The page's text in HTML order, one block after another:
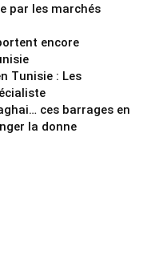
par les marchés
encore
Tunisie : Les
ces barrages en
la donne